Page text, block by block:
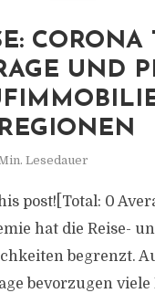
CORONA
UND
Lesedauer
post![Total: 0
hat die Reise-
begrenzt.
bevorzugen viele